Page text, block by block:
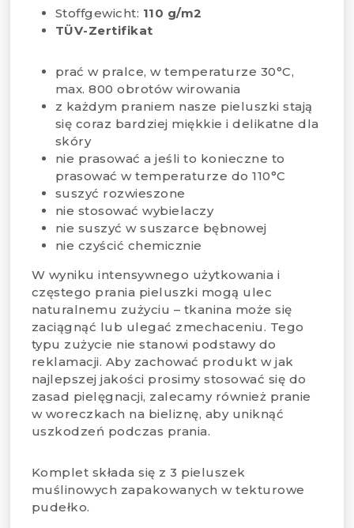
Stoffgewicht: 110 g/m2
TÜV-Zertifikat
prać w pralce, w temperaturze 30°C,
max. 800 obrotów wirowania
z każdym praniem nasze pieluszki stają
się coraz bardziej miękkie i delikatne dla
skóry
nie prasować a jeśli to konieczne to
prasować w temperaturze do 110°C
suszyć rozwieszone
nie stosować wybielaczy
nie suszyć w suszarce bębnowej
nie czyścić chemicznie
W wyniku intensywnego użytkowania i
częstego prania pieluszki mogą ulec
naturalnemu zużyciu – tkanina może się
zaciągnąć lub ulegać zmechaceniu. Tego
typu zużycie nie stanowi podstawy do
reklamacji. Aby zachować produkt w jak
najlepszej jakości prosimy stosować się do
zasad pielęgnacji, zalecamy również pranie
w woreczkach na bieliznę, aby uniknąć
uszkodzeń podczas prania.
Komplet składa się z 3 pieluszek
muślinowych zapakowanych w tekturowe
pudełko.